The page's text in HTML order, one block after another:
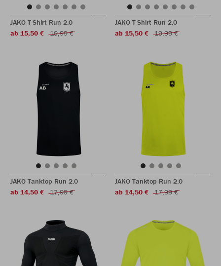
JAKO T-Shirt Run 2.0
ab 15,50 €
19,99 €
JAKO T-Shirt Run 2.0
ab 15,50 €
19,99 €
JAKO Tanktop Run 2.0
ab 14,50 €
17,99 €
JAKO Tanktop Run 2.0
ab 14,50 €
17,99 €